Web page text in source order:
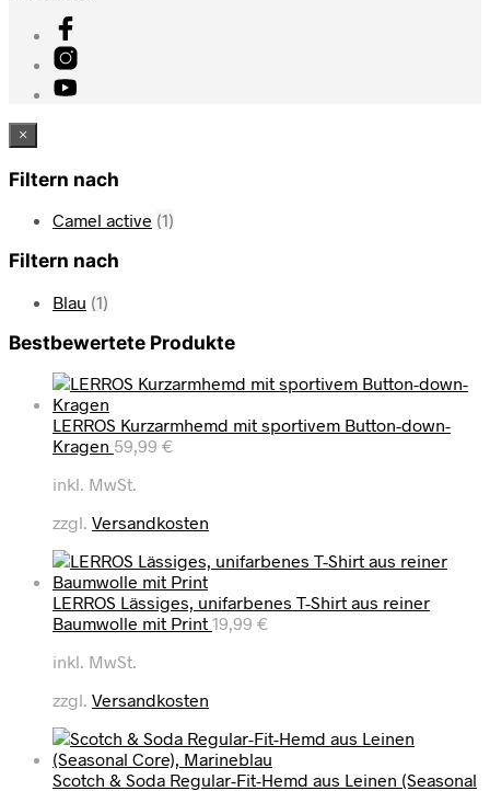
×
Filtern nach
Camel active (1)
Filtern nach
Blau (1)
Bestbewertete Produkte
LERROS Kurzarmhemd mit sportivem Button-down-
Kragen 59,99 €
inkl. MwSt.
zzgl. Versandkosten
LERROS Lässiges, unifarbenes T-Shirt aus reiner
Baumwolle mit Print 19,99 €
inkl. MwSt.
zzgl. Versandkosten
Scotch & Soda Regular-Fit-Hemd aus Leinen (Seasonal